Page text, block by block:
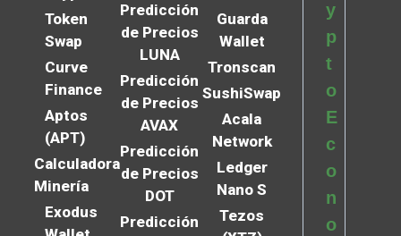
Token
Swap
Curve
Finance
Aptos
(APT)
Calculadora
Minería
Exodus
Predicción
de Precios
LUNA
Predicción
de Precios
AVAX
Predicción
de Precios
DOT
Predicción
Guarda
Wallet
Tronscan
SushiSwap
Acala
Network
Ledger
Nano S
Tezos
y
p
t
o
E
c
o
n
o